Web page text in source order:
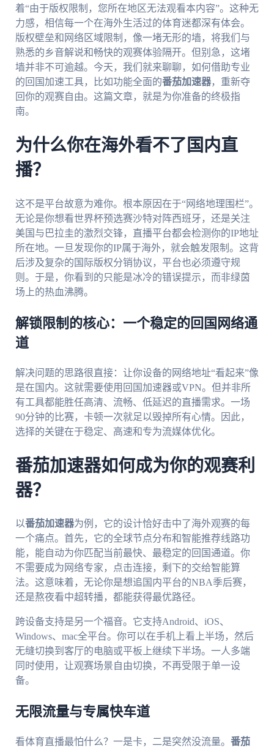
着“由于版权限制，您所在地区无法观看本内容”。这种无
力感，相信每一个在海外生活过的体育迷都深有体会。
版权壁垒和网络区域限制，像一堵无形的墙，将我们与
熟悉的乡音解说和畅快的观赛体验隔开。但别急，这堵
墙并非不可逾越。今天，我们就来聊聊，如何借助专业
的回国加速工具，比如功能全面的番茄加速器，重新夺
回你的观赛自由。这篇文章，就是为你准备的终极指
南。
为什么你在海外看不了国内直
播？
这不是平台故意为难你。根本原因在于“网络地理围栏”。
无论是你想看世界杯预选赛沙特对阵西班牙，还是关注
美国与巴拉圭的激烈交锋，直播平台都会检测你的IP地址
所在地。一旦发现你的IP属于海外，就会触发限制。这背
后涉及复杂的国际版权分销协议，平台也必须遵守规
则。于是，你看到的只能是冰冷的错误提示，而非绿茵
场上的热血沸腾。
解锁限制的核心：一个稳定的回国网络通
道
解决问题的思路很直接：让你设备的网络地址“看起来”像
是在国内。这就需要使用回国加速器或VPN。但并非所
有工具都能胜任高清、流畅、低延迟的直播需求。一场
90分钟的比赛，卡顿一次就足以毁掉所有心情。因此，
选择的关键在于稳定、高速和专为流媒体优化。
番茄加速器如何成为你的观赛利
器？
以番茄加速器为例，它的设计恰好击中了海外观赛的每
一个痛点。首先，它的全球节点分布和智能推荐线路功
能，能自动为你匹配当前最快、最稳定的回国通道。你
不需要成为网络专家，点击连接，剩下的交给智能算
法。这意味着，无论你是想追国内平台的NBA季后赛，
还是熬夜看中超转播，都能获得最优路径。
跨设备支持是另一个福音。它支持Android、iOS、
Windows、mac全平台。你可以在手机上看上半场，然后
无缝切换到客厅的电脑或平板上继续下半场。一人多端
同时使用，让观赛场景自由切换，不再受限于单一设
备。
无限流量与专属快车道
看体育直播最怕什么？一是卡，二是突然没流量。 番茄